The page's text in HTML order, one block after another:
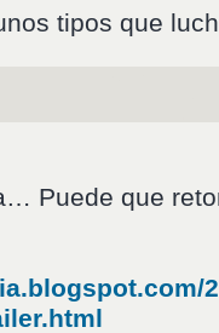
tipos que
Puede que